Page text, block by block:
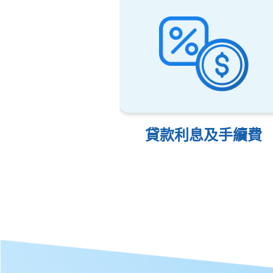
貸款利息及手續費